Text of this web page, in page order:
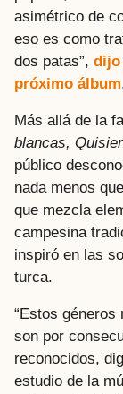
asimétrico de
eso es como
dos patas”, dijo
próximo álbum
Más allá de la
blancas,
público
nada menos
que mezcla
campesina
inspiró en las
turca.
“Estos
son por
reconocidos,
estudio de la